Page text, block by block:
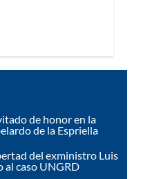
de honor en la
de la Espriella
del exministro Luis
al caso UNGRD